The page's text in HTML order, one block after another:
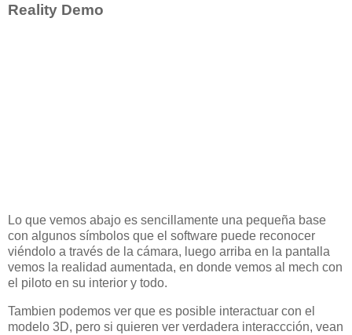
Reality Demo
Lo que vemos abajo es sencillamente una pequeña base
con algunos símbolos que el software puede reconocer
viéndolo a través de la cámara, luego arriba en la pantalla
vemos la realidad aumentada, en donde vemos al mech con
el piloto en su interior y todo.
Tambien podemos ver que es posible interactuar con el
modelo 3D, pero si quieren ver verdadera interaccción, vean